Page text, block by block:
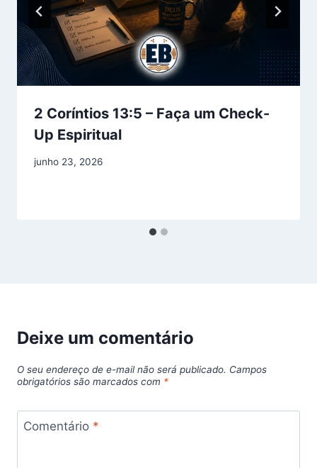
2 Coríntios 13:5 – Faça um Check-
Up Espiritual
junho 23, 2026
Deixe um comentário
O seu endereço de e-mail não será publicado. Campos
obrigatórios são marcados com *
Comentário *